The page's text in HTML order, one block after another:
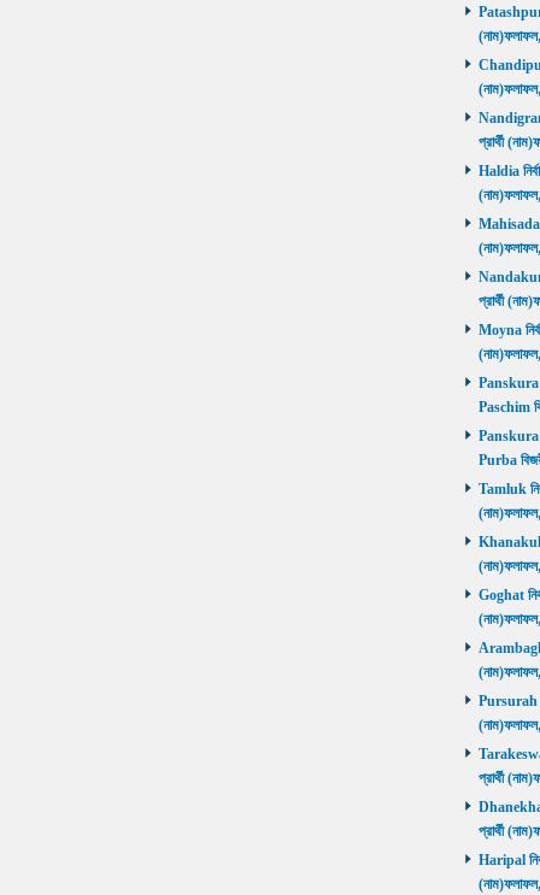
Patashpur
Chandipur
Nandigram
প্রার্থী
Haldia
Mahisadal
প্রার্থী
Moyna
Panskura
Paschim
Panskura
Purba
Tamluk
Khanakul
Goghat
Arambagh
Pursurah
প্রার্থী
Dhanekhali
প্রার্থী
Haripal